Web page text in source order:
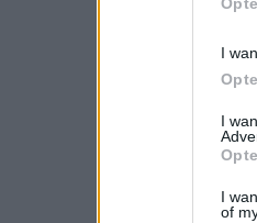
I
I
I
of